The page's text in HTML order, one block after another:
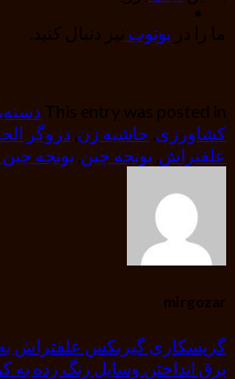
ما را در یوتوب نیز دنبال کنید.
This entry was posted in
کشاورزی حاشیه زن دروگر
علفتراش یونجه چین یونجه
mirgozar
گریسکاری گیربکس علفتراش
برق انداختن وسایل زنگ زده به